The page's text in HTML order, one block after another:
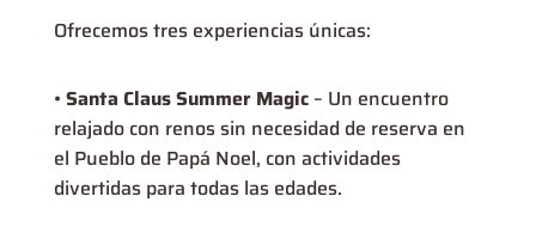
Ofrecemos tres experiencias únicas:
• Santa Claus Summer Magic– Un encuentro
relajado con renos sin necesidad de reserva en
el Pueblo de Papá Noel, con actividades
divertidas para todas las edades.